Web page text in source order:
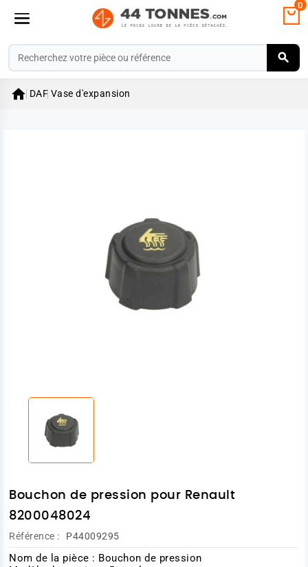
0
 DAF Vase d'expansion
Bouchon de pression pour Renault
8200048024
Référence : P44009295
Nom de la pièce : Bouchon de pression